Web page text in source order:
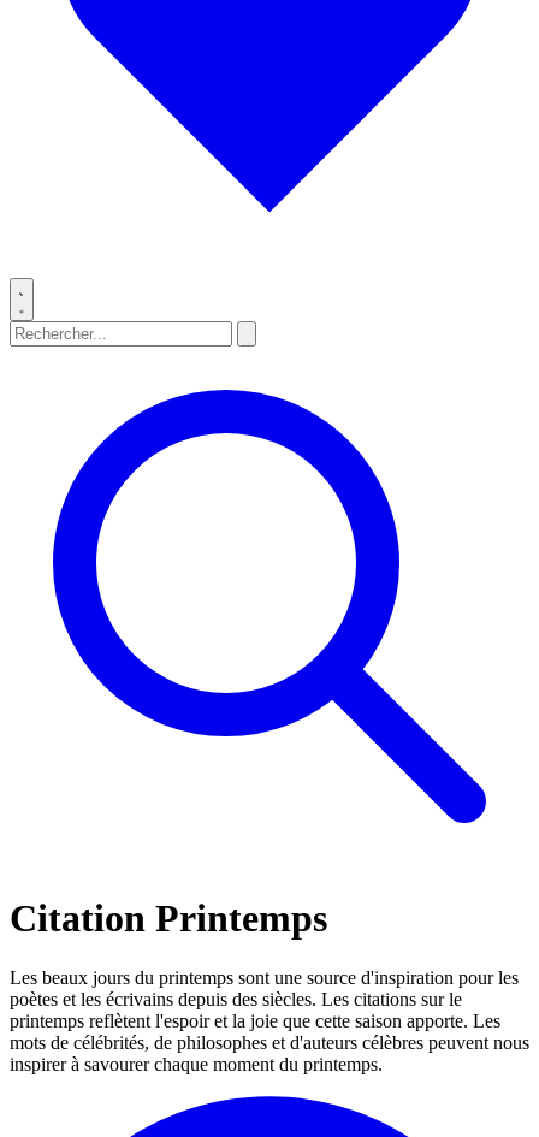
Citation Printemps
Les beaux jours du printemps sont une source d'inspiration pour les
poètes et les écrivains depuis des siècles. Les citations sur le
printemps reflètent l'espoir et la joie que cette saison apporte. Les
mots de célébrités, de philosophes et d'auteurs célèbres peuvent nous
inspirer à savourer chaque moment du printemps.